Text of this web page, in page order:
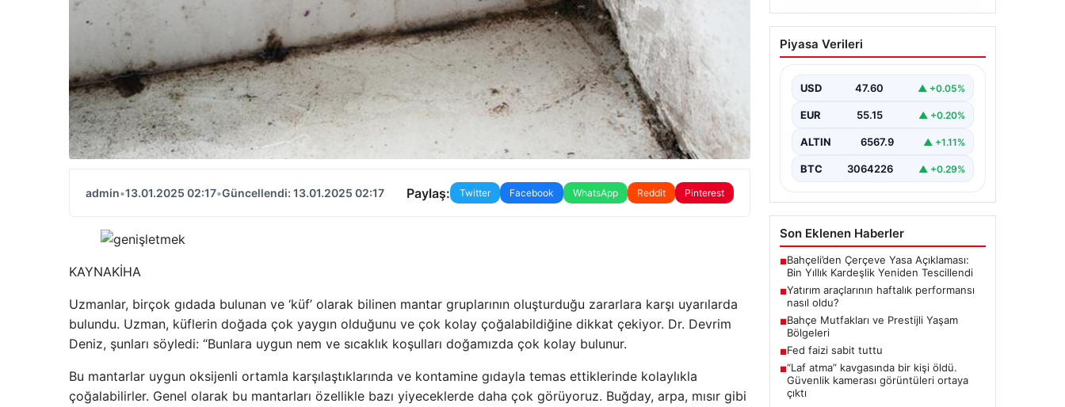
admin•13.01.2025 02:17•Güncellendi: 13.01.2025 02:17 Paylaş: Twitter Facebook WhatsApp Reddit Pinterest
KAYNAKİHA
Uzmanlar, birçok gıdada bulunan ve ‘küf’ olarak bilinen mantar gruplarının oluşturduğu zararlara karşı uyarılarda
bulundu. Uzman, küflerin doğada çok yaygın olduğunu ve çok kolay çoğalabildiğine dikkat çekiyor. Dr. Devrim
Deniz, şunları söyledi: “Bunlara uygun nem ve sıcaklık koşulları doğamızda çok kolay bulunur.
Bu mantarlar uygun oksijenli ortamla karşılaştıklarında ve kontamine gıdayla temas ettiklerinde kolaylıkla
çoğalabilirler. Genel olarak bu mantarları özellikle bazı yiyeceklerde daha çok görüyoruz. Buğday, arpa, mısır gibi
05.08.2026
Yatırım araçlarının
haftalık performansı
{“title”: “Yatırım Araçlarının Haftalık
Bir haftalık zaman diliminde finans
Piyasa Verileri
USD 47.60 ▲ +0.05%
EUR 55.15 ▲ +0.20%
ALTIN 6567.9 ▲ +1.11%
BTC 3064226 ▲ +0.29%
Son Eklenen Haberler
■Bahçeli’den Çerçeve Yasa Açıklaması:
Bin Yıllık Kardeşlik Yeniden Tescillendi
■Yatırım araçlarının haftalık performansı
nasıl oldu?
■Bahçe Mutfakları ve Prestijli Yaşam
Bölgeleri
■Fed faizi sabit tuttu
■“Laf atma” kavgasında bir kişi öldü.
Güvenlik kamerası görüntüleri ortaya
çıktı